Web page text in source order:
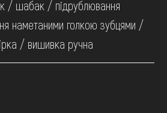
/ шабак / підрублювання
наметаними голкою зубцями /
/ вишивка ручна